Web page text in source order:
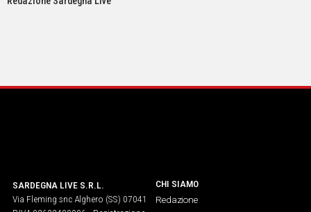
WHATSAPP
SARDEGNA LIVE S.R.L.
Via Fleming snc Alghero (SS) 07041
CHI SIAMO
Redazione